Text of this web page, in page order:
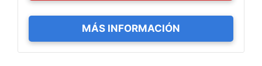
MÁS INFORMACIÓN